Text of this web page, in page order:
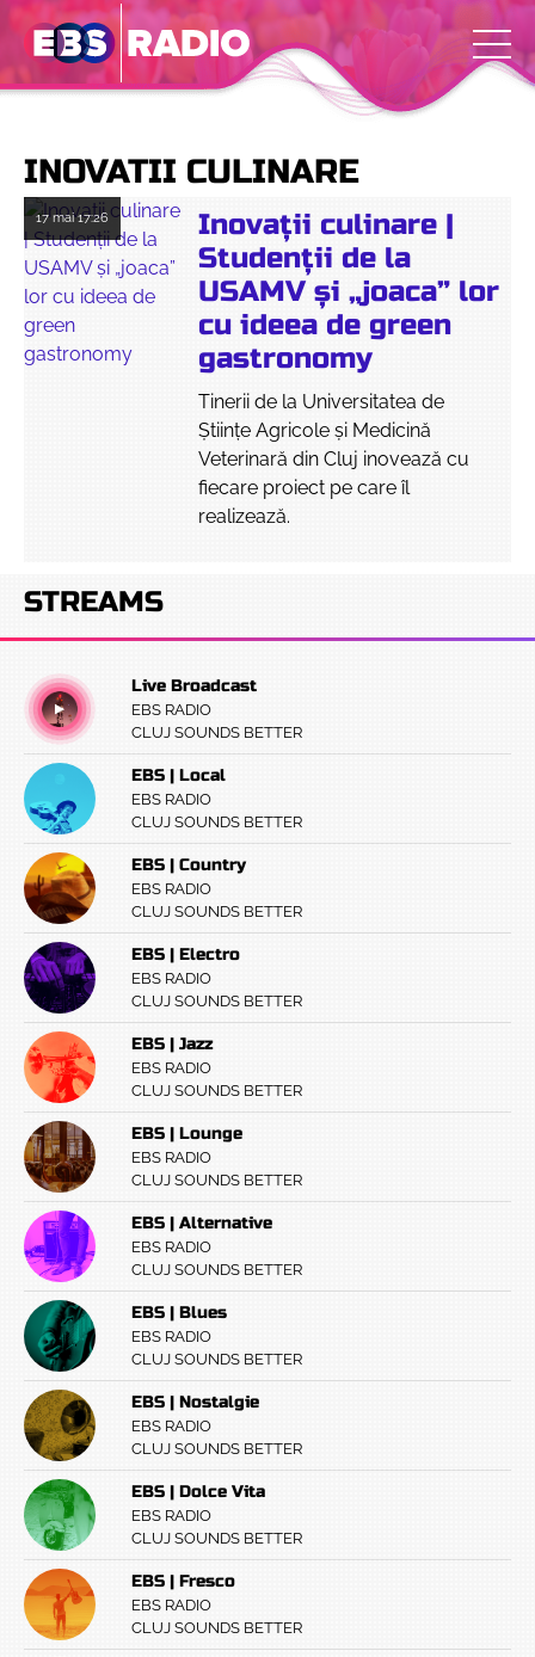
INOVATII CULINARE
17 mai17:26
Inovații culinare |
Studenții de la
USAMV și „joaca” lor
cu ideea de green
gastronomy
Tinerii de la Universitatea de
Științe Agricole și Medicină
Veterinară din Cluj inovează cu
fiecare proiect pe care îl
realizează.
STREAMS
Live Broadcast
EBS RADIO
CLUJ SOUNDS BETTER
EBS | Local
EBS RADIO
CLUJ SOUNDS BETTER
EBS | Country
EBS RADIO
CLUJ SOUNDS BETTER
EBS | Electro
EBS RADIO
CLUJ SOUNDS BETTER
EBS | Jazz
EBS RADIO
CLUJ SOUNDS BETTER
EBS | Lounge
EBS RADIO
CLUJ SOUNDS BETTER
EBS | Alternative
EBS RADIO
CLUJ SOUNDS BETTER
EBS | Blues
EBS RADIO
CLUJ SOUNDS BETTER
EBS | Nostalgie
EBS RADIO
CLUJ SOUNDS BETTER
EBS | Dolce Vita
EBS RADIO
CLUJ SOUNDS BETTER
EBS | Fresco
EBS RADIO
CLUJ SOUNDS BETTER